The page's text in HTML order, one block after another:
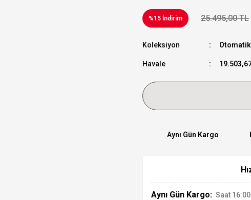
%15 İndirim 25.495,00 TL
Koleksiyon
Havale
Aynı Gün Kargo
Aynı Gün Kargo: Saat